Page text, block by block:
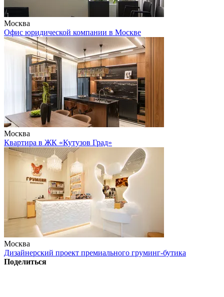
Москва
Офис юридической компании в Москве
Москва
Квартира в ЖК «Кутузов Град»
Москва
Дизайнерский проект премиального груминг-бутика
Поделиться